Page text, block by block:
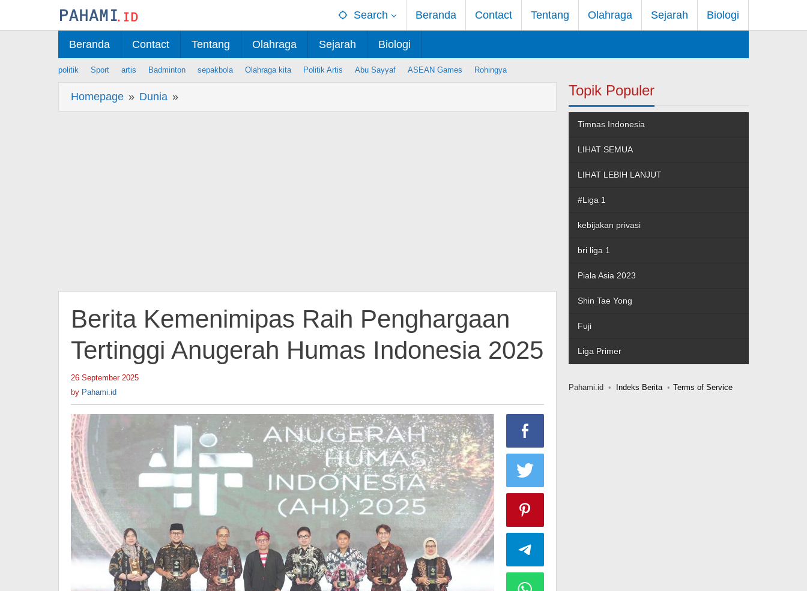
Search Beranda Contact Tentang Olahraga Sejarah Biologi
Beranda Contact Tentang Olahraga Sejarah Biologi
politik Sport artis Badminton sepakbola Olahraga kita Politik Artis Abu Sayyaf ASEAN Games Rohingya
Homepage » Dunia »
Kemenimipas
Berita Kemenimipas Raih Penghargaan
Tertinggi Anugerah Humas Indonesia 2025
26 September 2025
by Pahami.id
Topik Populer
Timnas Indonesia
LIHAT SEMUA
LIHAT LEBIH LANJUT
#Liga 1
kebijakan privasi
bri liga 1
Piala Asia 2023
Shin Tae Yong
Fuji
Liga Primer
Pahami.id Indeks Berita Terms of Service